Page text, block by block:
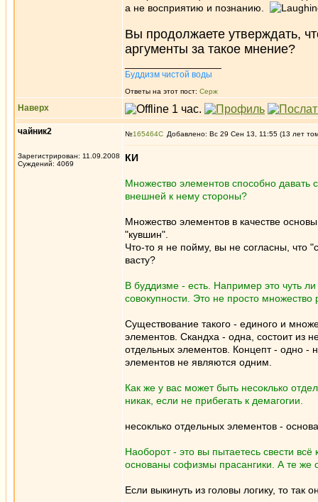
а не восприятию и познанию.
Вы продолжаете утверждать,
аргументы за такое мнение?
Буддизм чистой воды
Ответы на этот пост: Серж
Наверх
чайник2
Зарегистрирован: 11.09.2008
Суждений: 4069
№165464 Добавлено: Вс 29 Сен 13, 11:55 (13 лет
КИ
Множество элементов способно
внешней к нему стороны?
Множество элементов в качестве
"кувшин".
Что-то я не пойму, вы не согласны, что
васту?
В буддизме - есть. Например это чуть
совокупности. Это не просто множество
Существование такого - единого и
элементов. Скандха - одна, состоит из
отдельных элементов. Концепт - одно -
элементов не являются одним.
Как же у вас может быть несоклько
никак, если не прибегать к демагогии.
несоклько отдельных элементов -
Наоборот - это вы пытаетесь свести
основаны софизмы прасангики. А те же
Если выкинуть из головы логику, то так